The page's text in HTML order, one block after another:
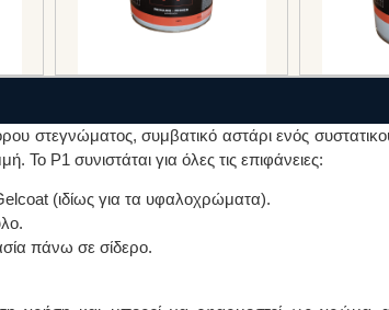
στεγνώματος, συμβατικό αστάρι ενός
Το P1 συνιστάται για όλες τις επιφάνειες:
(ιδίως για τα υφαλοχρώματα).
πάνω σε σίδερο.